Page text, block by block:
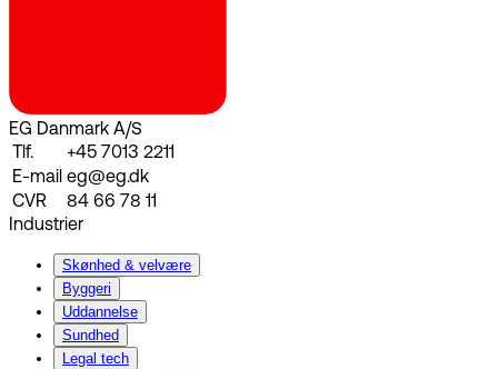
EG Danmark A/S
Tlf.
+45 7013 2211
E-mail eg@eg.dk
CVR
84 66 78 11
Industrier
Skønhed & velvære
Byggeri
Uddannelse
Sundhed
Legal tech